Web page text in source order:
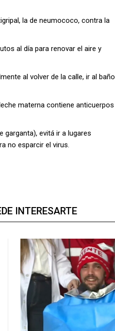
la de neumococo, contra la
al día para renovar el aire y
al volver de la calle, ir al baño
materna contiene anticuerpos
evitá ir a lugares
no esparcir el virus.
INTERESARTE